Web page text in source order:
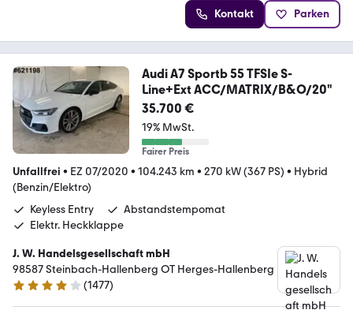
Kontakt Parken
Audi A7 Sportb 55 TFSIe S-
Line+Ext ACC/MATRIX/B&O/20"
35.700 €
19% MwSt.
Fairer Preis
Unfallfrei • EZ 07/2020 • 104.243 km • 270 kW (367 PS) • Hybrid
(Benzin/Elektro)
Keyless Entry
Abstandstempomat
Elektr. Heckklappe
J. W. Handelsgesellschaft mbH
98587 Steinbach-Hallenberg OT Herges-Hallenberg
4.2 Sterne
(1477)